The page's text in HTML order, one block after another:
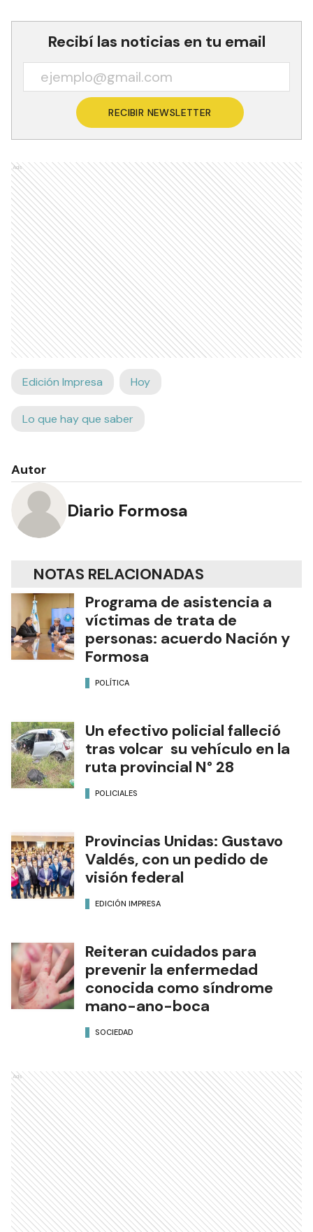
Recibí las noticias en tu email
RECIBIR NEWSLETTER
Ads
Edición Impresa Hoy
Lo que hay que saber
Autor
Diario Formosa
NOTAS RELACIONADAS
Programa de asistencia a
víctimas de trata de
personas: acuerdo Nación y
Formosa
POLÍTICA
Un efectivo policial falleció
tras volcar su vehículo en la
ruta provincial N° 28
POLICIALES
Provincias Unidas: Gustavo
Valdés, con un pedido de
visión federal
EDICIÓN IMPRESA
Reiteran cuidados para
prevenir la enfermedad
conocida como síndrome
mano-ano-boca
SOCIEDAD
Ads